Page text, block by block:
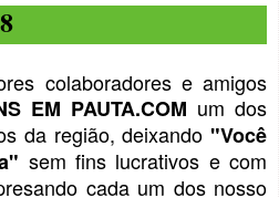
colaboradores e amigos
EM PAUTA.COM um dos
da região, deixando "Você
sem fins lucrativos e com
cada um dos nosso